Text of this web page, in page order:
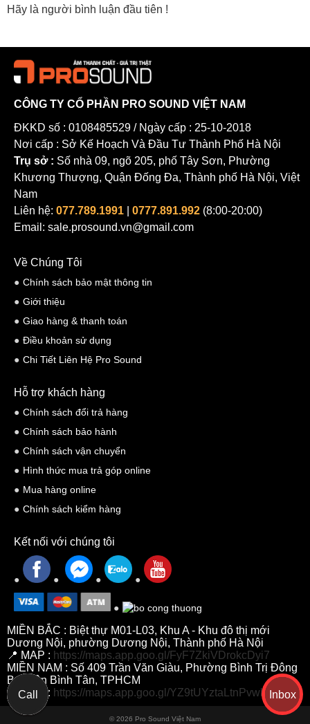
Hãy là người bình luận đầu tiên !
CÔNG TY CỔ PHẦN PRO SOUND VIỆT NAM
ĐKKD số : 0108485529 / Ngày cấp : 25-10-2018
Nơi cấp : Sở Kế Hoạch Và Đầu Tư Thành Phố Hà Nội
Trụ sở : Số nhà 09, ngõ 205, phố Tây Sơn, Phường
Khương Thượng, Quận Đống Đa, Thành phố Hà Nội, Việt
Nam
Liên hệ: 077.789.1991 0777.891.992 (8:00-20:00)
Email: sale.prosound.vn@gmail.com
Về Chúng Tôi
Chính sách bảo mật thông tin
Giới thiệu
Giao hàng & thanh toán
Điều khoản sử dụng
Chi Tiết Liên Hệ Pro Sound
Hỗ trợ khách hàng
Chính sách đổi trả hàng
Chính sách bảo hành
Chính sách vận chuyển
Hình thức mua trả góp online
Mua hàng online
Chính sách kiểm hàng
Kết nối với chúng tôi
MIỀN BẮC : Biệt thự M01-L03, Khu A - Khu đô thị mới
Dương Nội, phường Dương Nội, Thành phố Hà Nội
📍 MAP : https://maps.app.goo.gl/FyF7ZkiVDrokcDyi7
MIỀN NAM : Số 409 Trần Văn Giàu, Phường Bình Trị Đông
B, Quận Bình Tân, TPHCM
📍 MAP : https://maps.app.goo.gl/YZ9tUYztaLtnPvwh7
© 2026 Pro Sound Việt Nam
Call Inbox